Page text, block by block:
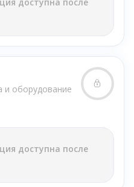
и оборудование
доступна после